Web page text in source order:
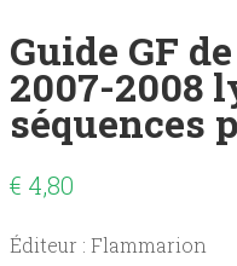
Guide GF
2007-2008
séquences
€ 4,80
Éditeur : Flammarion